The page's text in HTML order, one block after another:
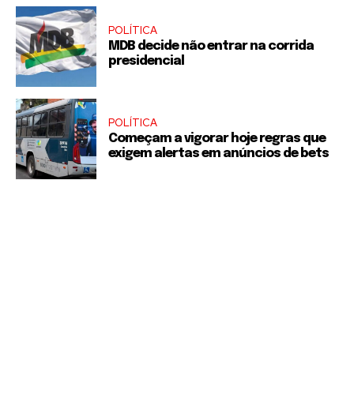
POLÍTICA
MDB decide não entrar na corrida
presidencial
POLÍTICA
Começam a vigorar hoje regras que
exigem alertas em anúncios de bets